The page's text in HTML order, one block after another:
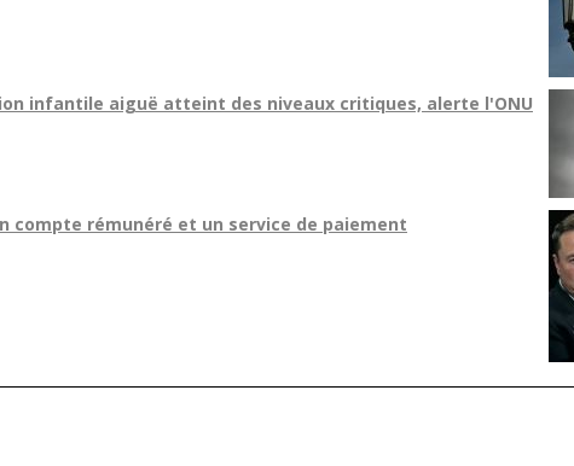
infantile aiguë atteint des niveaux critiques, alerte l'ONU
compte rémunéré et un service de paiement